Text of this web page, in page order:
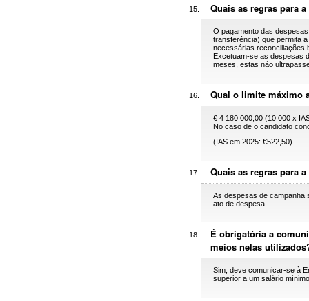
Quais as regras para
O pagamento das
transferência) que permita
necessárias reconciliações
Excetuam-se as despesas
meses, estas não
Qual o limite máximo
€ 4 180 000,00 (10 000 x
No caso de o candidato
(IAS em 2025: €522,50)
Quais as regras para
As despesas de campanha
ato de despesa.
É obrigatória a
meios nelas
Sim, deve comunicar-se à
superior a um salário